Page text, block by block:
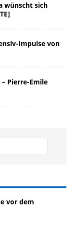
wünscht sich
Impulse von
Pierre-Emile
vor dem